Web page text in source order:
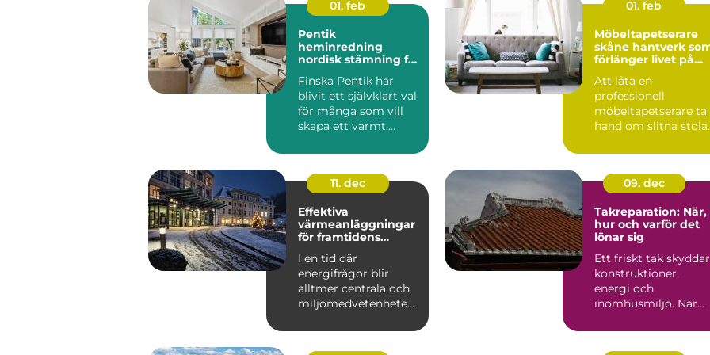
01. feb
Pentik
heminredning
nordisk stämning för
Finska Pentik har
blivit ett självklart val
för många som vill
skapa ett varmt,
genomtän...
01. feb
Möbeltapetserare
skåne hantverk som
förlänger livet på
Att låta en
professionell
möbeltapetserare ta
hand om slitna
kan förva...
11. dec
Effektiva
värmeanläggningar
för framtidens
I en tid där
energifrågor blir
alltmer centrala och
miljömedvetenheten
09. dec
Takreparation: När,
hur och varför det
lönar sig
Ett friskt tak skyddar
konstruktioner,
energi och
inomhusmiljö. När